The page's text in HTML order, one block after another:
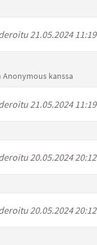
21.05.2024 11:19
kanssa
21.05.2024 11:19
20.05.2024 20:12
20.05.2024 20:12